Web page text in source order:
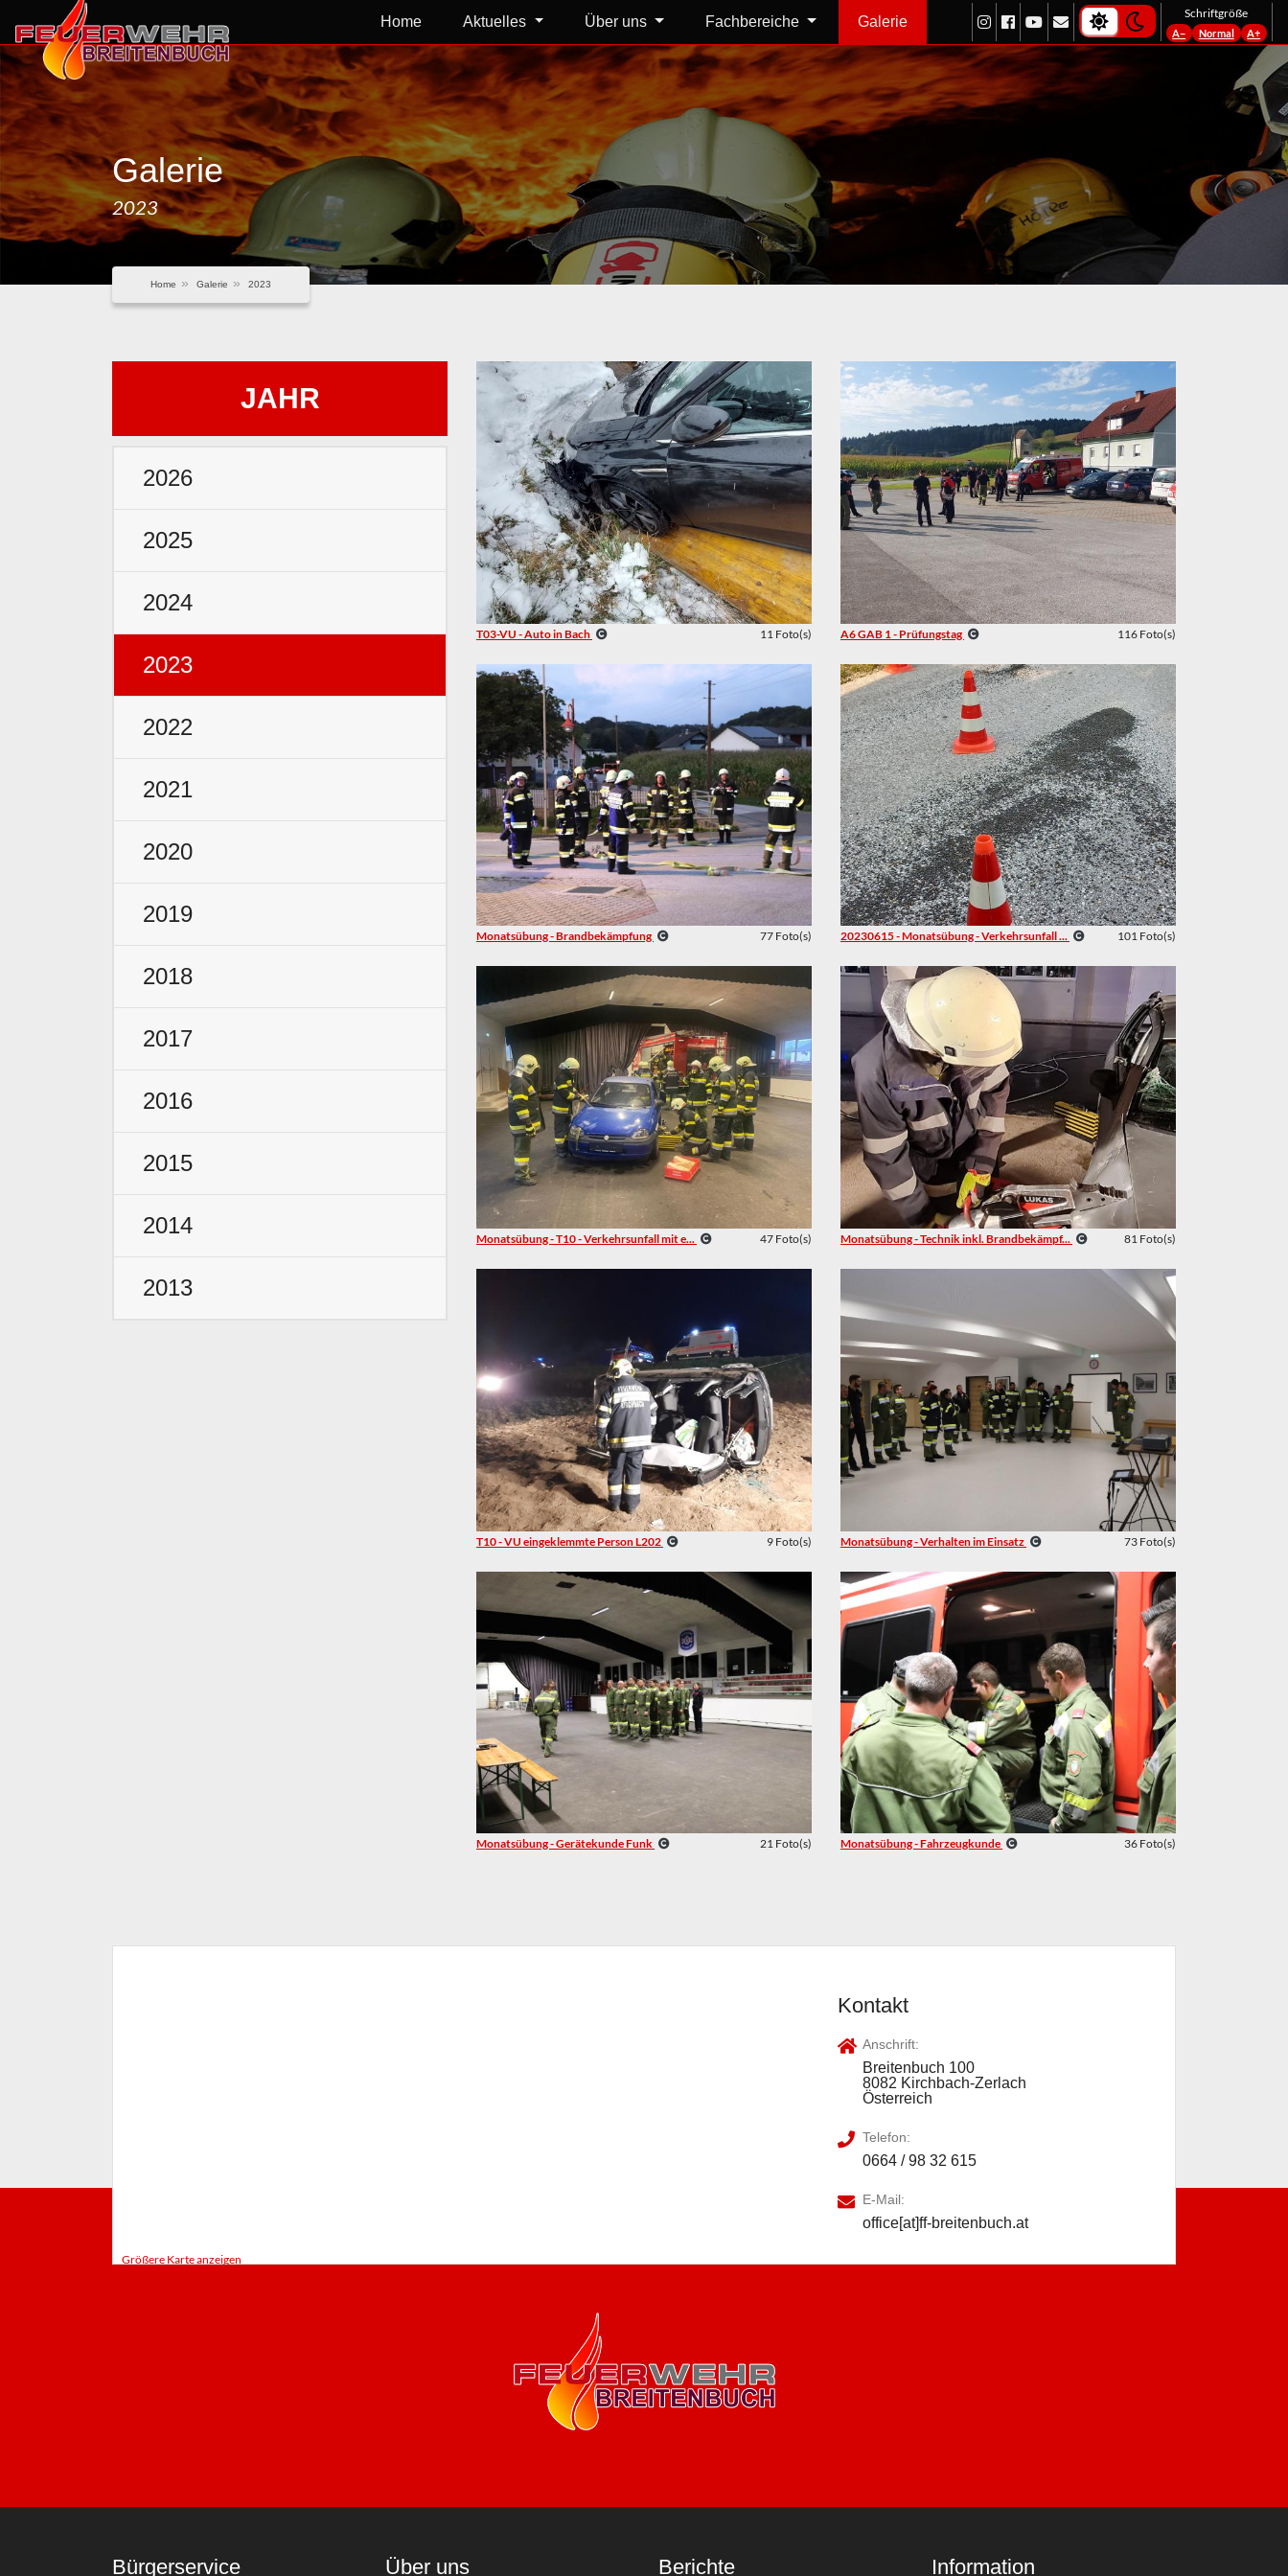
Home Aktuelles Über uns Fachbereiche Galerie light-theme
dark-theme Schriftgröße
A− Normal A+
Galerie
2023
Home Galerie 2023
JAHR
2026
2025
2024
2023
2022
2021
2020
2019
2018
2017
2016
2015
2014
2013
T03-VU - Auto in Bach 11 Foto(s) A6 GAB 1 - Prüfungstag 116 Foto(s)
Monatsübung - Brandbekämpfung 77 Foto(s) 20230615 - Monatsübung - Verkehrsunfall ... 101 Foto(s)
Monatsübung - T10 - Verkehrsunfall mit e... 47 Foto(s) Monatsübung - Technik inkl. Brandbekämpf... 81 Foto(s)
T10 - VU eingeklemmte Person L202 9 Foto(s) Monatsübung - Verhalten im Einsatz 73 Foto(s)
Monatsübung - Gerätekunde Funk 21 Foto(s) Monatsübung - Fahrzeugkunde 36 Foto(s)
Größere Karte anzeigen
Kontakt
Anschrift:
Breitenbuch 100
8082 Kirchbach-Zerlach
Österreich
Telefon:
0664 / 98 32 615
E-Mail:
office[at]ff-breitenbuch.at
Bürgerservice Über uns Berichte Information